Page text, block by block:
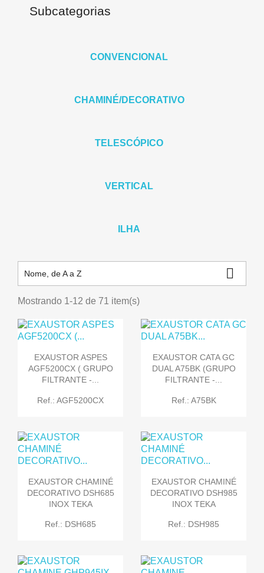
Subcategorias
CONVENCIONAL
CHAMINÉ/DECORATIVO
TELESCÓPICO
VERTICAL
ILHA
Nome, de A a Z 
Mostrando 1-12 de 71 item(s)
EXAUSTOR ASPES
AGF5200CX ( GRUPO
FILTRANTE -...
Ref.: AGF5200CX
EXAUSTOR CATA GC
DUAL A75BK (GRUPO
FILTRANTE -...
Ref.: A75BK
EXAUSTOR CHAMINÉ
DECORATIVO DSH685
INOX TEKA
Ref.: DSH685
EXAUSTOR CHAMINÉ
DECORATIVO DSH985
INOX TEKA
Ref.: DSH985